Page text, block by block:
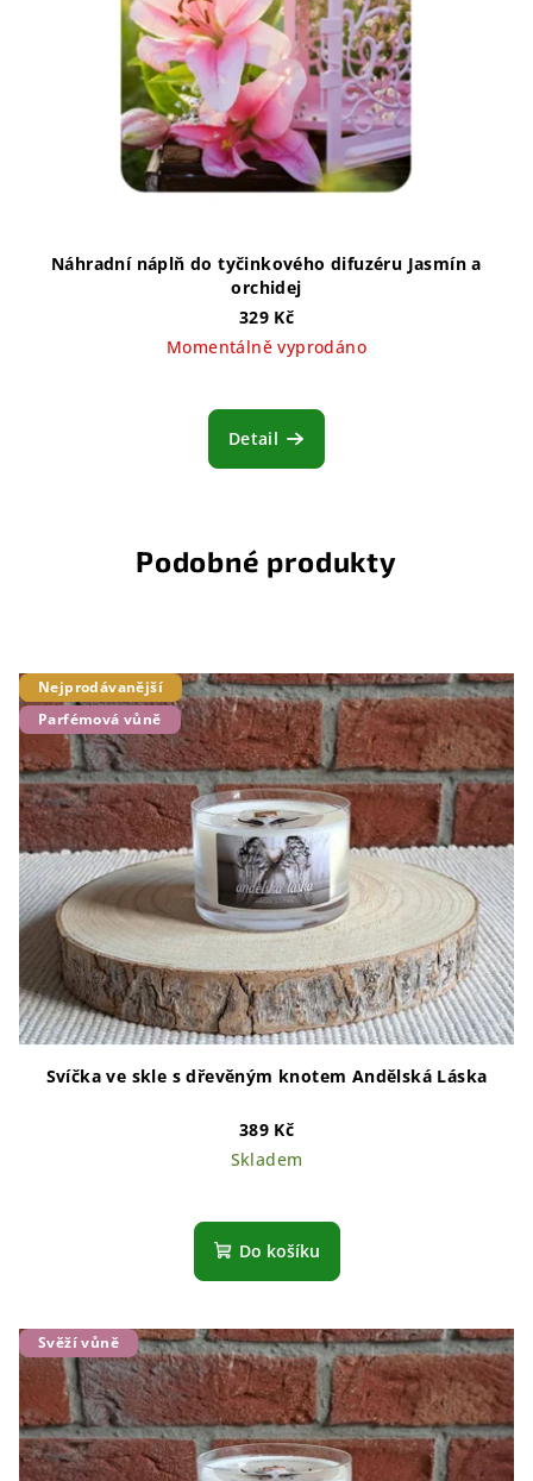
Náhradní náplň do tyčinkového difuzéru Jasmín a
orchidej
329 Kč
Momentálně vyprodáno
Detail
Podobné produkty
Nejprodávanější
Parfémová vůně
Svíčka ve skle s dřevěným knotem Andělská Láska
389 Kč
Skladem
hodnocení
produktu
5
hvězdiček.
Do košíku
Svěží vůně